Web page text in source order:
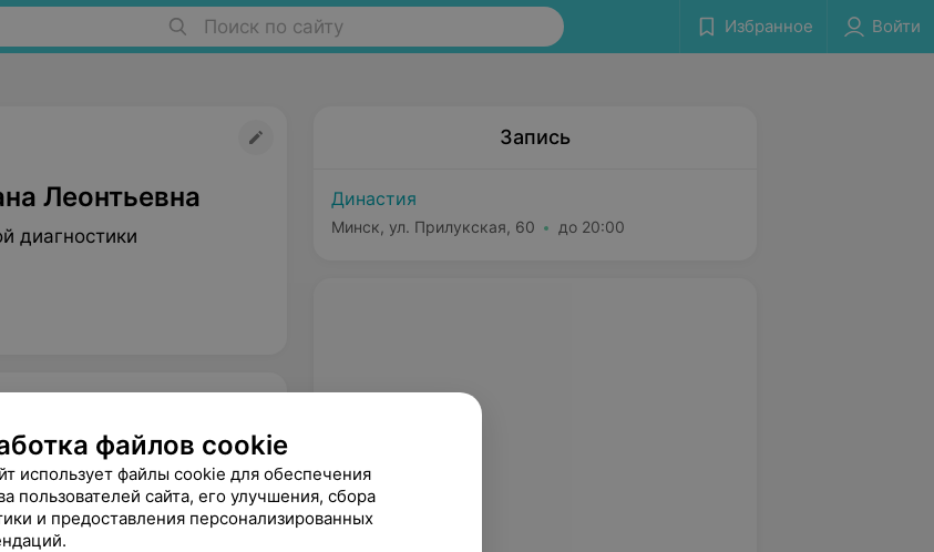
Поиск по сайту Избранное Войти
Леонтьевна
диагностики
Запись
Династия
Минск, ул. Прилукская, 60 до 20:00
файлов cookie
использует файлы cookie для обеспечения
пользователей сайта, его улучшения, сбора
и предоставления персонализированных